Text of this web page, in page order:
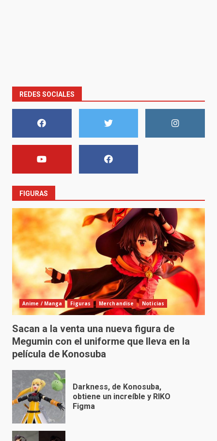
REDES SOCIALES
FIGURAS
Anime / Manga Figuras Merchandise Noticias
Sacan a la venta una nueva figura de
Megumin con el uniforme que lleva en la
película de Konosuba
Darkness, de Konosuba,
obtiene un increíble y RIKO
Figma